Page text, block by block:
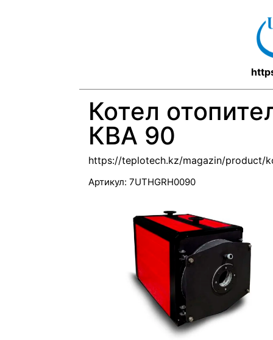
Котел
КВА 90
https://teplotech.kz/magazin/product/
Артикул: 7UTHGRH0090